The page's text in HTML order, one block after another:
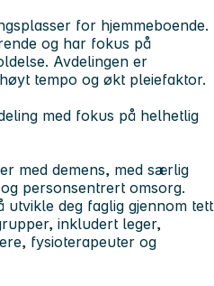
for hjemmeboende.
og har fokus på
Avdelingen er
tempo og økt pleiefaktor.
med fokus på helhetlig
med demens, med særlig
personsentrert omsorg.
utvikle deg faglig gjennom tett
inkludert leger,
fysioterapeuter og